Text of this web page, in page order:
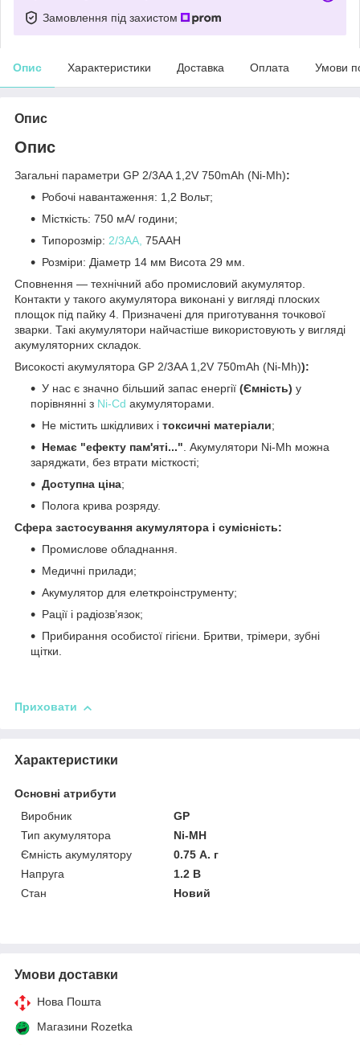
Замовлення під захистом
Опис Характеристики Доставка Оплата Умови
Опис
Опис
Загальні параметри GP 2/3AA 1,2V 750mAh (Ni-Mh):
Робочі навантаження: 1,2 Вольт;
Місткість: 750 мА/ години;
Типорозмір: 2/3AA, 75AAH
Розміри: Діаметр 14 мм Висота 29 мм.
Сповнення — технічний або промисловий акумулятор.
Контакти у такого акумулятора виконані у вигляді плоских
площок під пайку 4. Призначені для приготування точкової
зварки. Такі акумулятори найчастіше використовують у вигляді
акумуляторних складок.
Високості акумулятора GP 2/3AA 1,2V 750mAh (Ni-Mh)):
У нас є значно більший запас енергії (Ємність) у
порівнянні з Ni-Cd акумуляторами.
Не містить шкідливих і токсичні матеріали;
Немає "ефекту пам'яті...". Акумулятори Ni-Mh можна
заряджати, без втрати місткості;
Доступна ціна;
Полога крива розряду.
Сфера застосування акумулятора і сумісність:
Промислове обладнання.
Медичні прилади;
Акумулятор для елеткроінструменту;
Рації і радіозв’язок;
Прибирання особистої гігієни. Бритви, трімери, зубні
щітки.
Приховати
Характеристики
Основні атрибути
Виробник
GP
Тип акумулятора
Ni-MH
Ємність акумулятору
0.75 А. г
Напруга
1.2 В
Стан
Новий
Умови доставки
Нова Пошта
Магазини Rozetka